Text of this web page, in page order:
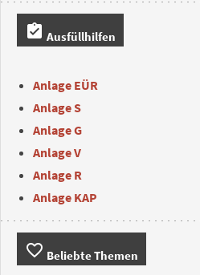
assignment_turned_in Ausfüllhilfen
Anlage EÜR
Anlage S
Anlage G
Anlage V
Anlage R
Anlage KAP
favorite_border Beliebte Themen